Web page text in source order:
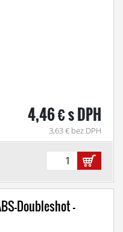
4,46 € s DPH
3,63 € bez DPH
Doubleshot -